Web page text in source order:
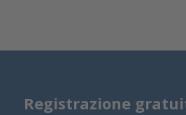
Registrazione